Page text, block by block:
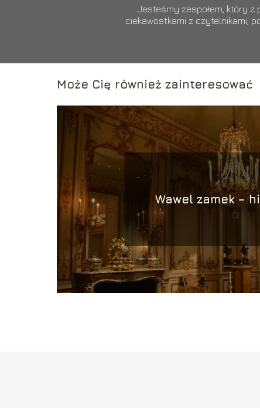
Jesteśmy zespołem, który z
ciekawostkami z czytelnikami,
Może Cię również zainteresować
Wawel zamek –